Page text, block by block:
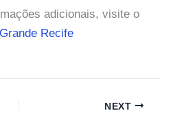
adicionais, visite o
Grande Recife
NEXT